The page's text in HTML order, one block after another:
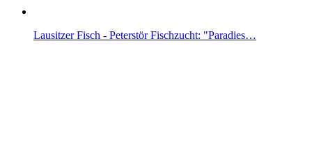
Lausitzer Fisch - Peterstör Fischzucht: "Paradies…